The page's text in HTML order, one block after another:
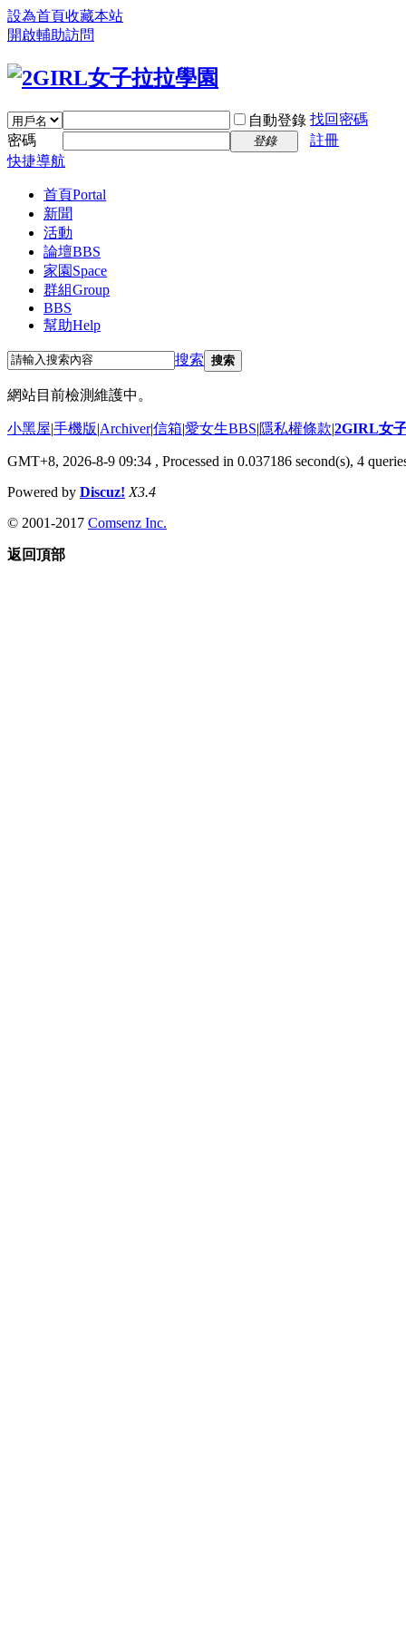
設為首頁收藏本站
開啟輔助訪問
自動登錄 找回密碼
密碼
登錄
註冊
快捷導航
首頁Portal
新聞
活動
論壇BBS
家園 Space
群組Group
BBS
幫助Help
搜索 搜索
網站目前檢測維護中。
小黑屋|手機版|Archiver|信箱|愛女生BBS|隱私權條款|2GIRL女
GMT+8, 2026-8-9 09:34 , Processed in 0.037186 second(s), 4
Powered by Discuz! X3.4
© 2001-2017 Comsenz Inc.
返回頂部